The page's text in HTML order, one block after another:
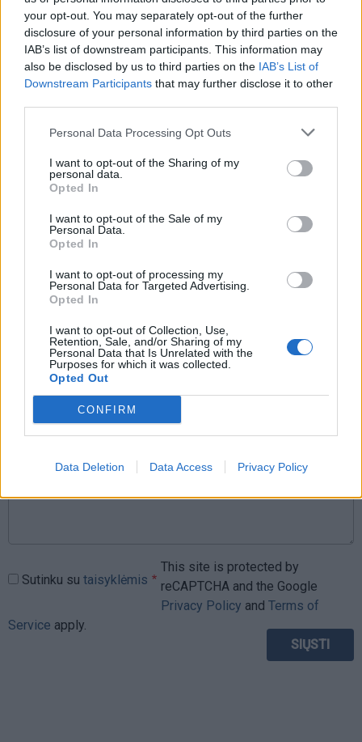
your opt-out. You may separately opt-out of the further
disclosure of your personal information by third parties on the
IAB’s list of downstream participants. This information may
also be disclosed by us to third parties on the IAB’s List of
Downstream Participants that may further disclose it to other
Personal Data Processing Opt Outs
I want to opt-out of the Sharing of my
personal data.
Opted In
I want to opt-out of the Sale of my
Personal Data.
Opted In
I want to opt-out of processing my
Personal Data for Targeted Advertising.
Opted In
I want to opt-out of Collection, Use,
Retention, Sale, and/or Sharing of my
Personal Data that Is Unrelated with the
Purposes for which it was collected.
Opted Out
CONFIRM
Data Deletion Data Access Privacy Policy
tris brangiausius žmones: pranešė,
kaip bus atsisveikinama su
mergaite, jos mama ir močiute
Komentarai
Rašyti komentarą
Jūsų vardas
Komentaras
Sutinku su taisyklėmis
This site is protected by
reCAPTCHA and the Google
Privacy Policy and Terms of
Service apply.